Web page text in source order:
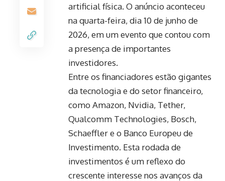
artificial física. O anúncio aconteceu
na quarta-feira, dia 10 de junho de
2026, em um evento que contou com
a presença de importantes
investidores.
Entre os financiadores estão gigantes
da tecnologia e do setor financeiro,
como Amazon, Nvidia, Tether,
Qualcomm Technologies, Bosch,
Schaeffler e o Banco Europeu de
Investimento. Esta rodada de
investimentos é um reflexo do
crescente interesse nos avanços da